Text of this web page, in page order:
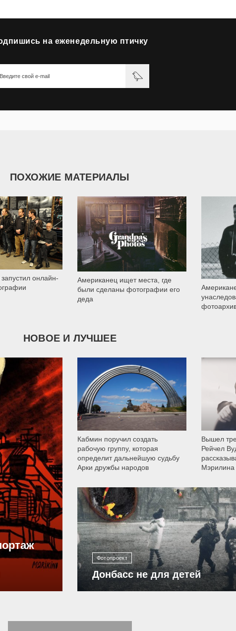
на еженедельную птичку
ПОХОЖИЕ МАТЕРИАЛЫ
онлайн-
Американец ищет места, где
были сделаны фотографии его
деда
1 179 1
НОВОЕ И ЛУЧШЕЕ
Кабмин поручил создать
рабочую группу, которая
определит дальнейшую судьбу
Арки дружбы народов
9 787
Вышел
Рейчел
Фотопроект
Донбасс не для детей
12 300